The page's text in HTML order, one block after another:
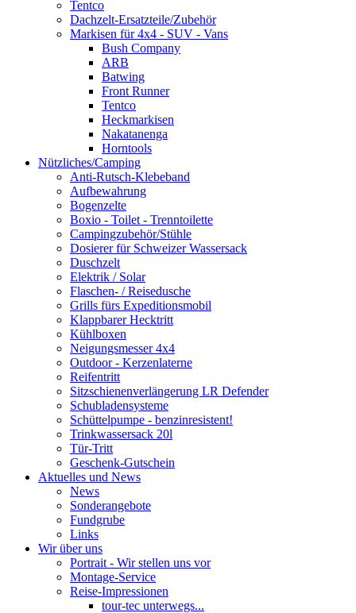
Tentco
Dachzelt-Ersatzteile/Zubehör
Markisen für 4x4 - SUV - Vans
Bush Company
ARB
Batwing
Front Runner
Tentco
Heckmarkisen
Nakatanenga
Horntools
Nützliches/Camping
Anti-Rutsch-Klebeband
Aufbewahrung
Bogenzelte
Boxio - Toilet - Trenntoilette
Campingzubehör/Stühle
Dosierer für Schweizer Wassersack
Duschzelt
Elektrik / Solar
Flaschen- / Reisedusche
Grills fürs Expeditionsmobil
Klappbarer Hecktritt
Kühlboxen
Neigungsmesser 4x4
Outdoor - Kerzenlaterne
Reifentritt
Sitzschienenverlängerung LR Defender
Schubladensysteme
Schüttelpumpe - benzinresistent!
Trinkwassersack 20l
Tür-Tritt
Geschenk-Gutschein
Aktuelles und News
News
Sonderangebote
Fundgrube
Links
Wir über uns
Portrait - Wir stellen uns vor
Montage-Service
Reise-Impressionen
tour-tec unterwegs...